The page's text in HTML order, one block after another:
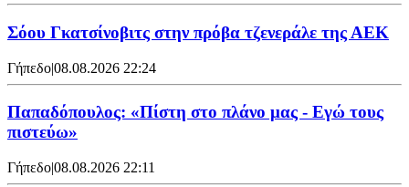
Σόου Γκατσίνοβιτς στην πρόβα τζενεράλε της ΑΕΚ
Γήπεδο|08.08.2026 22:24
Παπαδόπουλος: «Πίστη στο πλάνο μας - Εγώ τους
πιστεύω»
Γήπεδο|08.08.2026 22:11